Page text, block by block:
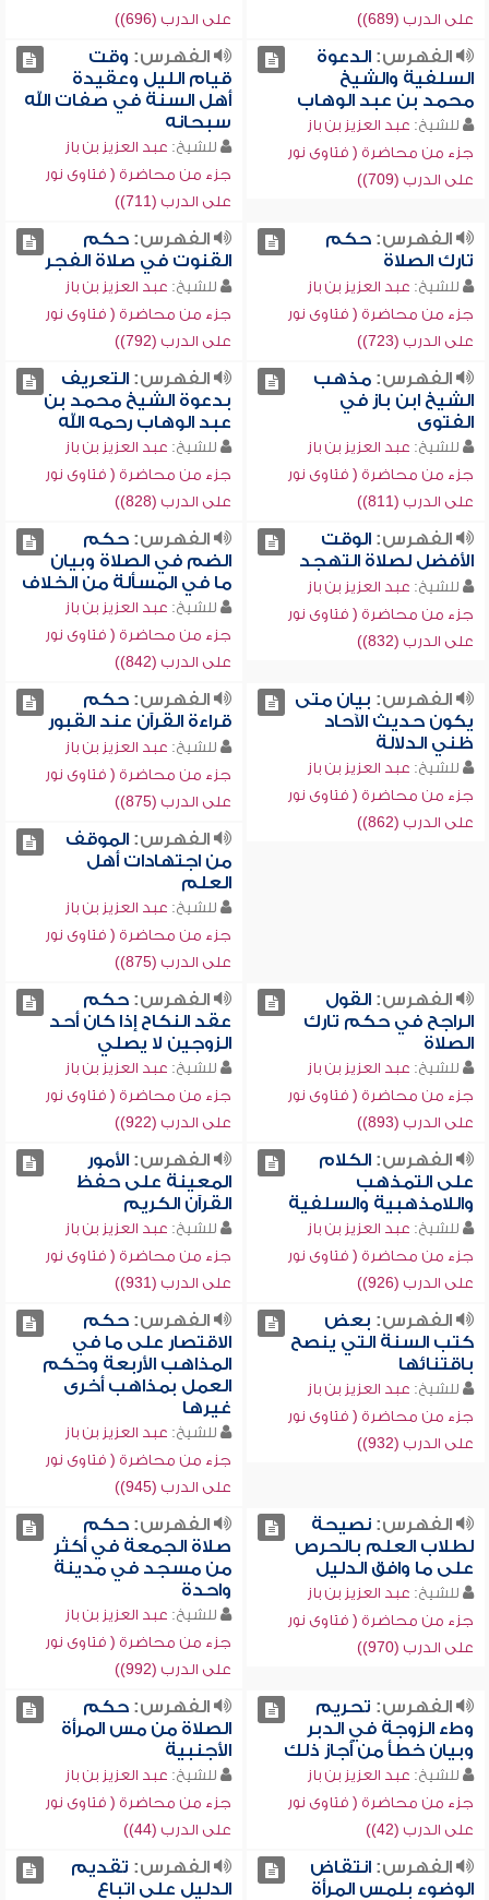
على الدرب (689)) على الدرب (696))
الفهرس:الدعوة
السلفية والشيخ
محمد بن عبد الوهاب
للشيخ: عبد العزيز بن باز
جزء من محاضرة ( فتاوى نور
على الدرب (709))
الفهرس: وقت
قيام الليل وعقيدة
أهل السنة في صفات الله
سبحانه
للشيخ: عبد العزيز بن باز
جزء من محاضرة ( فتاوى نور
على الدرب (711))
الفهرس:حكم
تارك الصلاة
للشيخ: عبد العزيز بن باز
جزء من محاضرة ( فتاوى نور
على الدرب (723))
الفهرس:حكم
القنوت في صلاة الفجر
للشيخ: عبد العزيز بن باز
جزء من محاضرة ( فتاوى نور
على الدرب (792))
الفهرس:مذهب
الشيخ ابن باز في
الفتوى
للشيخ: عبد العزيز بن باز
جزء من محاضرة ( فتاوى نور
على الدرب (811))
الفهرس:التعريف
بدعوة الشيخ محمد بن
عبد الوهاب رحمه الله
للشيخ: عبد العزيز بن باز
جزء من محاضرة ( فتاوى نور
على الدرب (828))
الفهرس:الوقت
الأفضل لصلاة التهجد
للشيخ: عبد العزيز بن باز
جزء من محاضرة ( فتاوى نور
على الدرب (832))
الفهرس:حكم
الضم في الصلاة وبيان
ما في المسألة من الخلاف
للشيخ: عبد العزيز بن باز
جزء من محاضرة ( فتاوى نور
على الدرب (842))
الفهرس: بيان متى
يكون حديث الآحاد
ظني الدلالة
للشيخ: عبد العزيز بن باز
جزء من محاضرة ( فتاوى نور
على الدرب (862))
الفهرس:حكم
قراءة القرآن عند القبور
للشيخ: عبد العزيز بن باز
جزء من محاضرة ( فتاوى نور
على الدرب (875))
الفهرس:الموقف
من اجتهادات أهل
العلم
للشيخ: عبد العزيز بن باز
جزء من محاضرة ( فتاوى نور
على الدرب (875))
الفهرس:القول
الراجح في حكم تارك
الصلاة
للشيخ: عبد العزيز بن باز
جزء من محاضرة ( فتاوى نور
على الدرب (893))
الفهرس:حكم
عقد النكاح إذا كان أحد
الزوجين لا يصلي
للشيخ: عبد العزيز بن باز
جزء من محاضرة ( فتاوى نور
على الدرب (922))
الفهرس:الكلام
على التمذهب
واللامذهبية والسلفية
للشيخ: عبد العزيز بن باز
جزء من محاضرة ( فتاوى نور
على الدرب (926))
الفهرس:الأمور
المعينة على حفظ
القرآن الكريم
للشيخ: عبد العزيز بن باز
جزء من محاضرة ( فتاوى نور
على الدرب (931))
الفهرس: بعض
كتب السنة التي ينصح
باقتنائها
للشيخ: عبد العزيز بن باز
جزء من محاضرة ( فتاوى نور
على الدرب (932))
الفهرس:حكم
الاقتصار على ما في
المذاهب الأربعة وحكم
العمل بمذاهب أخرى
غيرها
للشيخ: عبد العزيز بن باز
جزء من محاضرة ( فتاوى نور
على الدرب (945))
الفهرس:نصيحة
لطلاب العلم بالحرص
على ما وافق الدليل
للشيخ: عبد العزيز بن باز
جزء من محاضرة ( فتاوى نور
على الدرب (970))
الفهرس:حكم
صلاة الجمعة في أكثر
من مسجد في مدينة
واحدة
للشيخ: عبد العزيز بن باز
جزء من محاضرة ( فتاوى نور
على الدرب (992))
الفهرس: تحريم
وطء الزوجة في الدبر
وبيان خطأ من أجاز ذلك
للشيخ: عبد العزيز بن باز
جزء من محاضرة ( فتاوى نور
على الدرب (42))
الفهرس:حكم
الصلاة من مس المرأة
الأجنبية
للشيخ: عبد العزيز بن باز
جزء من محاضرة ( فتاوى نور
على الدرب (44))
الفهرس:انتقاض
الوضوء بلمس المرأة
الفهرس: تقديم
الدليل على اتباع